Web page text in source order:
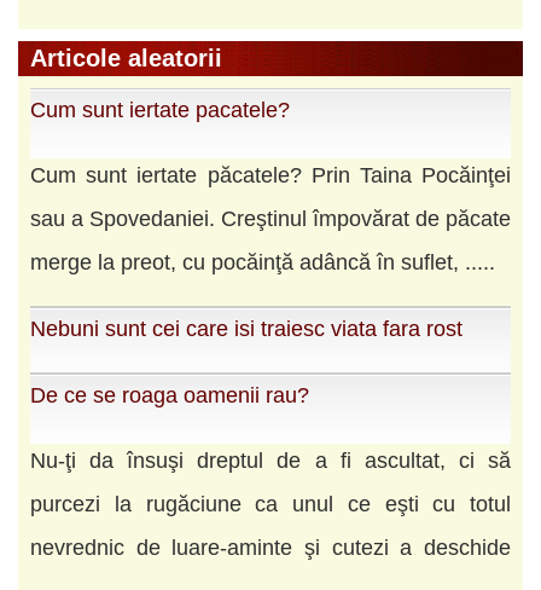
Articole aleatorii
Cum sunt iertate pacatele?
Cum sunt iertate păcatele? Prin Taina Pocăinţei
sau a Spovedaniei. Creştinul împovărat de păcate
merge la preot, cu pocăinţă adâncă în suflet, .....
Nebuni sunt cei care isi traiesc viata fara rost
De ce se roaga oamenii rau?
Nu-ţi da însuşi dreptul de a fi ascultat, ci să
purcezi la rugăciune ca unul ce eşti cu totul
nevrednic de luare-aminte şi cutezi a deschide